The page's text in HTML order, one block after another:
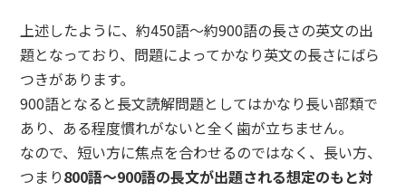
上述したように、約450語～約900語の長さの英文の出
題となっており、問題によってかなり英文の長さにばら
つきがあります。
900語となると長文読解問題としてはかなり長い部類で
あり、ある程度慣れがないと全く歯が立ちません。
なので、短い方に焦点を合わせるのではなく、長い方、
つまり800語～900語の長文が出題される想定のもと対